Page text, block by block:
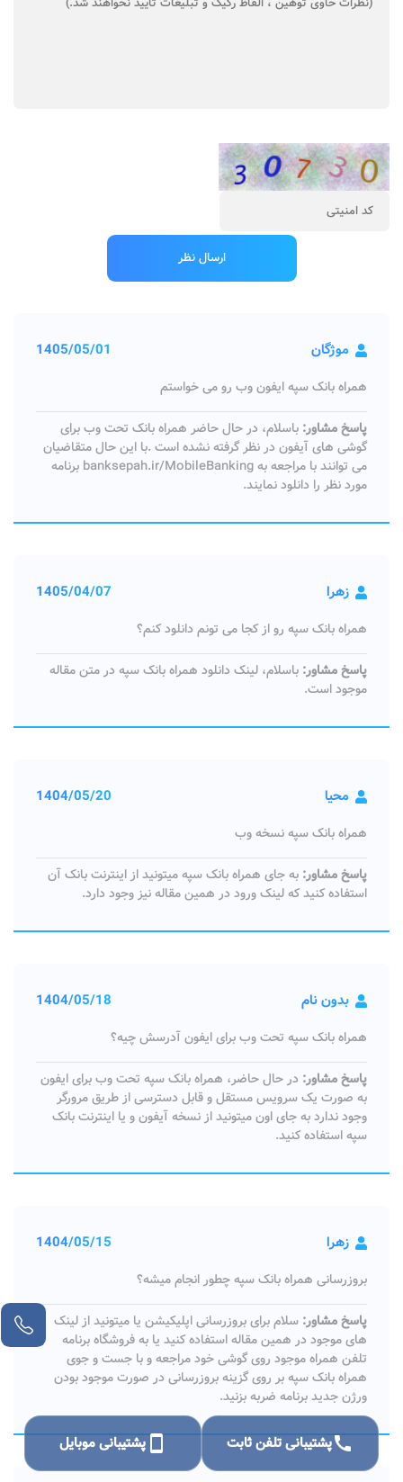
موژگان 1405/05/01
همراه بانک سپه ایفون وب رو می خواستم
پاسخ مشاور: باسلام، در حال حاضر همراه بانک تحت وب برای
گوشی های آیفون در نظر گرفته نشده است .با این حال متقاضیان
می توانند با مراجعه به banksepah.ir/MobileBanking برنامه
مورد نظر را دانلود نمایند.
زهرا 1405/04/07
همراه بانک سپه رو از کجا می تونم دانلود کنم؟
پاسخ مشاور: باسلام، لینک دانلود همراه بانک سپه در متن مقاله
موجود است.
محیا 1404/05/20
همراه بانک سپه نسخه وب
پاسخ مشاور: به جای همراه بانک سپه میتونید از اینترنت بانک آن
استفاده کنید که لینک ورود در همین مقاله نیز وجود دارد.
بدون نام 1404/05/18
همراه بانک سپه تحت وب برای ایفون آدرسش چیه؟
پاسخ مشاور: در حال حاضر، همراه بانک سپه تحت وب برای ایفون
به صورت یک سرویس مستقل و قابل دسترسی از طریق مرورگر
وجود ندارد به جای اون میتونید از نسخه آیفون و یا اینترنت بانک
سپه استفاده کنید.
زهرا 1404/05/15
بروزرسانی همراه بانک سپه چطور انجام میشه؟
پاسخ مشاور: سلام برای بروزرسانی اپلیکیشن یا میتونید از لینک
های موجود در همین مقاله استفاده کنید یا به فروشگاه برنامه
تلفن همراه موجود روی گوشی خود مراجعه و با جست و جوی
همراه بانک سپه بر روی گزینه بروزرسانی در صورت موجود بودن
ورژن جدید برنامه ضربه بزنید.
callپشتیبانی تلفن ثابت smartphoneپشتیبانی موبایل